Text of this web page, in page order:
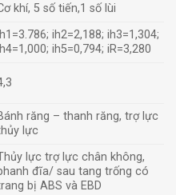
khí, 5 số tiến,1 số lùi
ih2=2,188; ih3=1,304;
ih5=0,794; iR=3,280
răng – thanh răng, trợ lực
lực
lực trợ lực chân không,
đĩa/ sau tang trống có
bị ABS và EBD